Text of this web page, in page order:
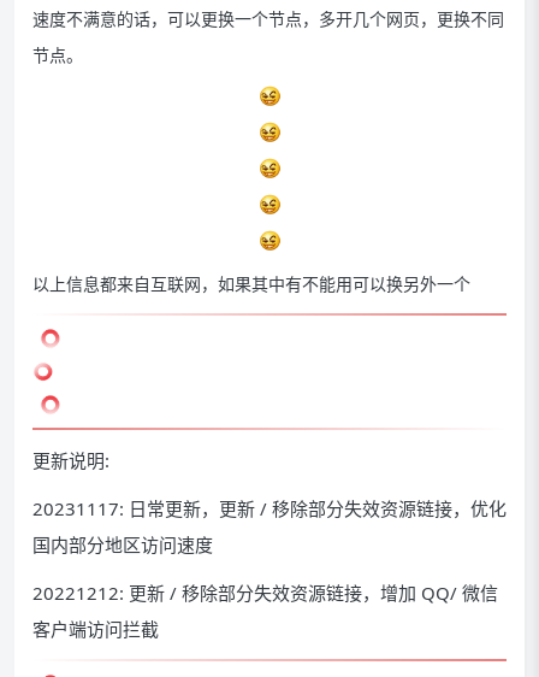
速度不满意的话，可以更换一个节点，多开几个网页，更换不同
节点。
以上信息都来自互联网，如果其中有不能用可以换另外一个
更新说明:
20231117: 日常更新，更新 / 移除部分失效资源链接，优化
国内部分地区访问速度
20221212: 更新 / 移除部分失效资源链接，增加 QQ/ 微信
客户端访问拦截